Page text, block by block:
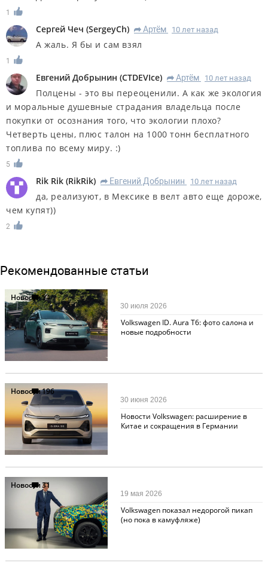
1
Сергей Чеч (SergeyCh) R Артём 10 лет назад
А жаль. Я бы и сам взял
1
Евгений Добрынин (CTDEVIce) R Артём 10 лет назад
Полцены - это вы переоценили. А как же экология
и моральные душевные страдания владельца после
покупки от осознания того, что экологии плохо?
Четверть цены, плюс талон на 1000 тонн бесплатного
топлива по всему миру. :)
5
Rik Rik (RikRik) R Евгений Добрынин 10 лет назад
да, реализуют, в Мексике в велт авто еще дороже,
чем купят))
2
Рекомендованные статьи
Новости54
Volkswagen ID. Aura T6: фото салона и
новые подробности
30 июля 2026
Новости196
Новости Volkswagen: расширение в
Китае и сокращения в Германии
30 июня 2026
Новости31
Volkswagen показал недорогой пикап
(но пока в камуфляже)
19 мая 2026